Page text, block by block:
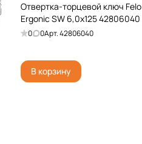
Отвертка-торцевой ключ Felo
Ergonic SW 6,0x125 42806040
0 0Арт.42806040
В корзину